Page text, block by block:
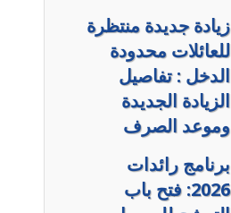
زيادة جديدة منتظرة
للعائلات محدودة
الدخل : تفاصيل
الزيادة الجديدة
وموعد الصرف
برنامج رائدات
2026: فتح باب